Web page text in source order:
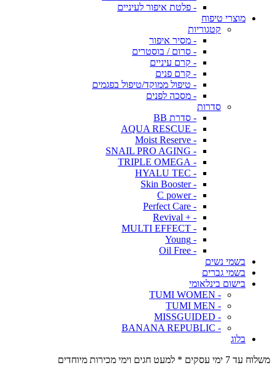
- פלטת איפור לעיניים
מוצרי טיפוח
קטגוריות
- מסיר איפור
- סרום / בוסטרים
- קרם עיניים
- קרם פנים
- טיפול ממוקד/טיפול בפגמים
- מסכה לפנים
סדרות
- סדרת BB
- AQUA RESCUE
- Moist Reserve
- SNAIL PRO AGING
- TRIPLE OMEGA
- HYALU TEC
- Skin Booster
- C power
- Perfect Care
- + Revival
- MULTI EFFECT
- Young
- Oil Free
בשמי נשים
בשמי גברים
בישום בינלאומי
- TUMI WOMEN
- TUMI MEN
- MISSGUIDED
- BANANA REPUBLIC
בלוג
משלוח עד 7 ימי עסקים * למעט חגים וימי מכירות מיוחדים